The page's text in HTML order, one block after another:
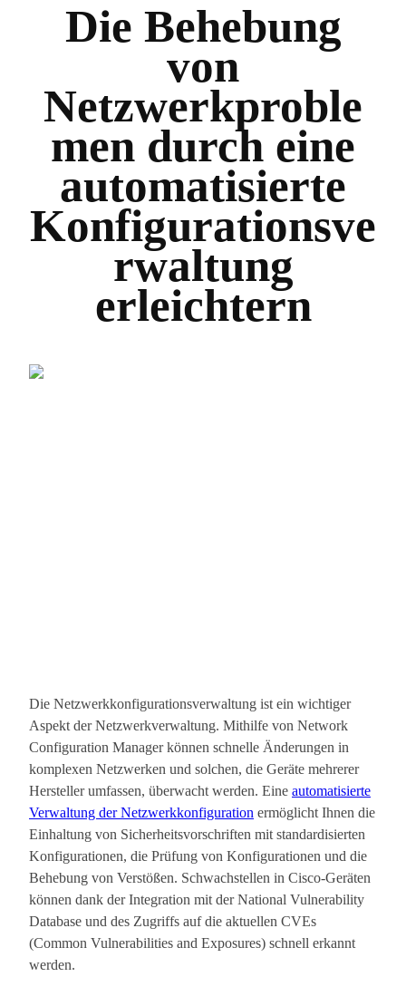
Die Behebung
von
Netzwerkproble
men durch eine
automatisierte
Konfigurationsve
rwaltung
erleichtern
Die Netzwerkkonfigurationsverwaltung ist ein wichtiger
Aspekt der Netzwerkverwaltung. Mithilfe von Network
Configuration Manager können schnelle Änderungen in
komplexen Netzwerken und solchen, die Geräte mehrerer
Hersteller umfassen, überwacht werden. Eine automatisierte
Verwaltung der Netzwerkkonfiguration ermöglicht Ihnen die
Einhaltung von Sicherheitsvorschriften mit standardisierten
Konfigurationen, die Prüfung von Konfigurationen und die
Behebung von Verstößen. Schwachstellen in Cisco-Geräten
können dank der Integration mit der National Vulnerability
Database und des Zugriffs auf die aktuellen CVEs
(Common Vulnerabilities and Exposures) schnell erkannt
werden.